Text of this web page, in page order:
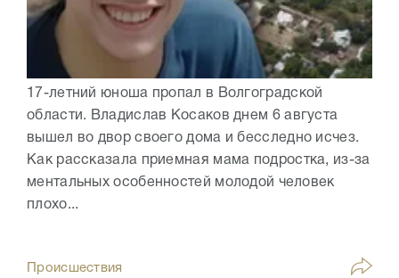
17-летний юноша пропал в Волгоградской
области. Владислав Косаков днем 6 августа
вышел во двор своего дома и бесследно исчез.
Как рассказала приемная мама подростка, из-за
ментальных особенностей молодой человек
плохо...
Происшествия